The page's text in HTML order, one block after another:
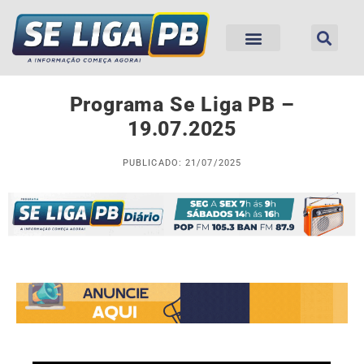
Programa Se Liga PB –
19.07.2025
PUBLICADO: 21/07/2025